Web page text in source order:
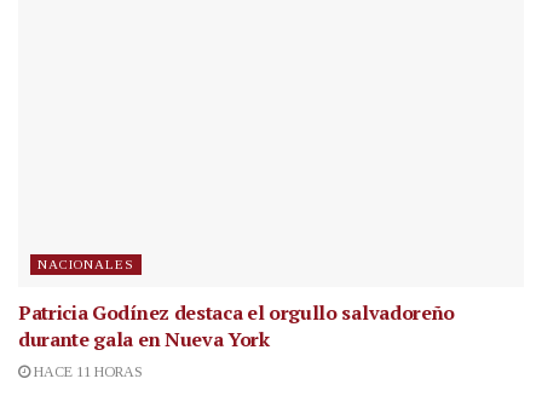
NACIONALES
Patricia Godínez destaca el orgullo salvadoreño
durante gala en Nueva York
HACE 11 HORAS